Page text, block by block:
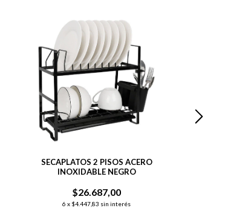
SECAPLATOS 2 PISOS ACERO
INOXIDABLE NEGRO
$26.687,00
6 x $4.447,83 sin interés